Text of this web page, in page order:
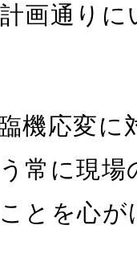
画通り
機応変に
常に現場
とを心